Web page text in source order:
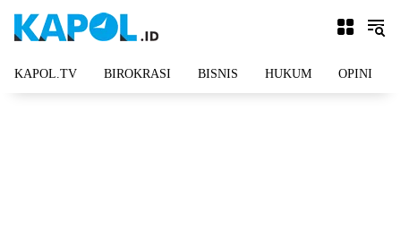
KAPOL.TV BIROKRASI BISNIS HUKUM OPINI